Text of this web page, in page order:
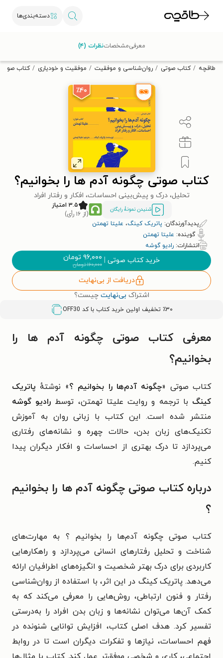
دسته‌بندی‌ها
تخفیف از طاقچه دریافت کن.
طاقچه کتاب صوتی روان‌شناسی و موفقیت موفقیت و خودیاری کتاب صوتی
٪۴۰
کتاب صوتی چگونه آدم ها را بخوانیم؟
تحلیل، درک و پیش‌بینی احساسات، افکار و رفتار افراد
شنیدن نمونۀ رایگان
۳.۵ امتیاز
(از ۱۶ رأی)
پدیدآورندگان: پاتریک کینگ، علیتا تهمتن
گوینده: علیتا تهمتن
انتشارات: رادیو گوشه
خرید کتاب صوتی | ۹۶,۰۰۰ تومان
۱۶۰,۰۰۰تومان
دریافت از بی‌نهایت
اشتراک بی‌نهایت چیست؟
٪۳۰ تخفیف اولین خرید کتاب با کد OFF30
معرفیمشخصاتنظرات (۴)
معرفی کتاب صوتی چگونه آدم ها را
بخوانیم؟
کتاب صوتی «چگونه آدم‌ها را بخوانیم ؟» نوشتهٔ پاتریک
کینگ با ترجمه و روایت علیتا تهمتن، توسط رادیو گوشه
منتشر شده است. این کتاب با زبانی روان به آموزش
تکنیک‌های زبان بدن، حالات چهره و نشانه‌های رفتاری
می‌پردازد تا درک بهتری از احساسات و افکار دیگران پیدا
کنیم.
درباره کتاب صوتی چگونه آدم ها را بخوانیم
؟
کتاب صوتی چگونه آدم‌ها را بخوانیم ؟ به مهارت‌های
شناخت و تحلیل رفتارهای انسانی می‌پردازد و راهکارهایی
کاربردی برای درک بهتر شخصیت و انگیزه‌های اطرافیان ارائه
می‌دهد. پاتریک کینگ در این اثر، با استفاده از روان‌شناسی
رفتار و فنون ارتباطی، روش‌هایی را معرفی می‌کند که به
کمک آن‌ها می‌توان نشانه‌ها و زبان بدن افراد را به‌درستی
تفسیر کرد. هدف اصلی کتاب، افزایش توانایی شنونده در
فهم احساسات، نیازها و تفکرات دیگران است تا در روابط